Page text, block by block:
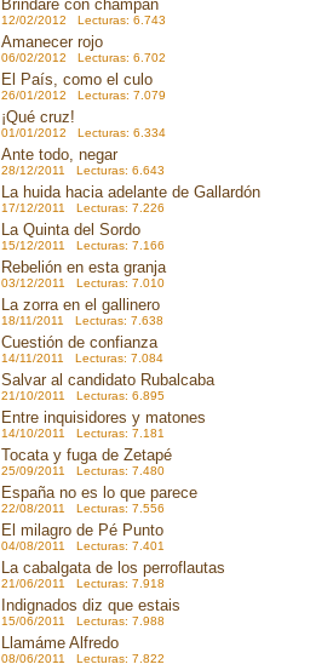
Brindaré con champán
12/02/2012 Lecturas: 6.743
Amanecer rojo
06/02/2012 Lecturas: 6.702
El País, como el culo
26/01/2012 Lecturas: 7.079
¡Qué cruz!
01/01/2012 Lecturas: 6.334
Ante todo, negar
28/12/2011 Lecturas: 6.643
La huida hacia adelante de Gallardón
17/12/2011 Lecturas: 7.226
La Quinta del Sordo
15/12/2011 Lecturas: 7.166
Rebelión en esta granja
03/12/2011 Lecturas: 7.010
La zorra en el gallinero
18/11/2011 Lecturas: 7.638
Cuestión de confianza
14/11/2011 Lecturas: 7.084
Salvar al candidato Rubalcaba
21/10/2011 Lecturas: 6.895
Entre inquisidores y matones
14/10/2011 Lecturas: 7.181
Tocata y fuga de Zetapé
25/09/2011 Lecturas: 7.480
España no es lo que parece
22/08/2011 Lecturas: 7.556
El milagro de Pé Punto
04/08/2011 Lecturas: 7.401
La cabalgata de los perroflautas
21/06/2011 Lecturas: 7.918
Indignados diz que estais
15/06/2011 Lecturas: 7.988
Llamáme Alfredo
08/06/2011 Lecturas: 7.822